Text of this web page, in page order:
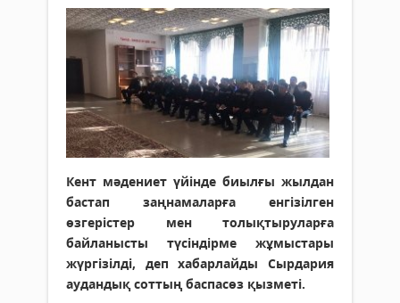
Кент мәдениет үйінде биылғы жылдан
бастап заңнамаларға енгізілген
өзгерістер мен толықтыруларға
байланысты түсіндірме жұмыстары
жүргізілді, деп хабарлайды Сырдария
аудандық соттың баспасөз қызметі.